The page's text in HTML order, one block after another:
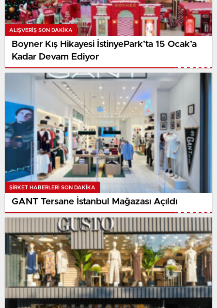
ALIŞVERIŞ SON DAKİKA
Boyner Kış Hikayesi İstinyePark’ta 15 Ocak’a
Kadar Devam Ediyor
ŞIRKET HABERLERI SON DAKİKA
GANT Tersane İstanbul Mağazası Açıldı